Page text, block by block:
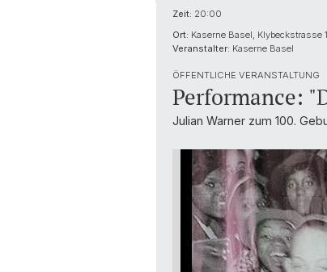
Zeit: 20:00
Ort: Kaserne Basel, Klybeckstrasse
Veranstalter: Kaserne Basel
ÖFFENTLICHE VERANSTALTUNG
Performance:
Julian Warner zum 100.